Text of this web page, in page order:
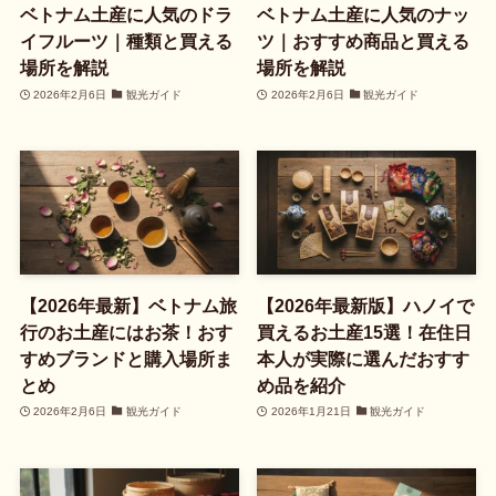
ベトナム土産に人気のドラ
イフルーツ｜種類と買える
場所を解説
2026年2月6日 観光ガイド
ベトナム土産に人気のナッ
ツ｜おすすめ商品と買える
場所を解説
2026年2月6日 観光ガイド
【2026年最新】ベトナム旅
行のお土産にはお茶！おす
すめブランドと購入場所ま
とめ
2026年2月6日 観光ガイド
【2026年最新版】ハノイで
買えるお土産15選！在住日
本人が実際に選んだおすす
め品を紹介
2026年1月21日 観光ガイド